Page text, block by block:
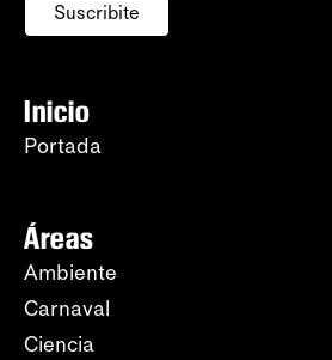
Suscribite
Inicio
Portada
Áreas
Ambiente
Carnaval
Ciencia